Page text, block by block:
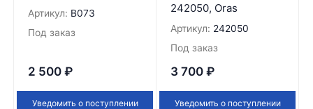
Артикул: B073
Под заказ
2 500 ₽
Уведомить о поступлении
242050, Oras
Артикул: 242050
Под заказ
3 700 ₽
Уведомить о поступлении